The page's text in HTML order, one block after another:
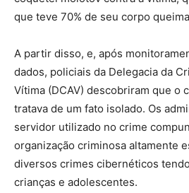
que teve 70% de seu corpo
A partir disso, e, após
dados, policiais da Delegacia da
Vítima (DCAV) descobriram que o
tratava de um fato isolado. Os
servidor utilizado no crime
organização criminosa altamente
diversos crimes cibernéticos
crianças e adolescentes.